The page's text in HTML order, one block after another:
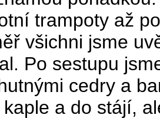
trampoty až
všichni jsme
Po sestupu
cedry a
a do stájí,